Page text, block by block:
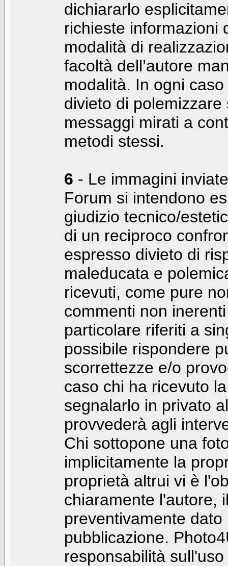
dichiararlo
richieste informazioni
modalità di
facoltà dell’autore
modalità. In ogni
divieto di
messaggi mirati a
metodi stessi.
6 - Le immagini
Forum si intendono
giudizio tecnico/
di un reciproco
espresso divieto di
maleducata e
ricevuti, come pure
commenti non
particolare riferiti a
possibile rispondere
scorrettezze e/o
caso chi ha ricevuto
segnalarlo in privato
provvederà agli
Chi sottopone una
implicitamente la
proprietà altrui vi è
chiaramente l'autore,
preventivamente
pubblicazione.
responsabilità